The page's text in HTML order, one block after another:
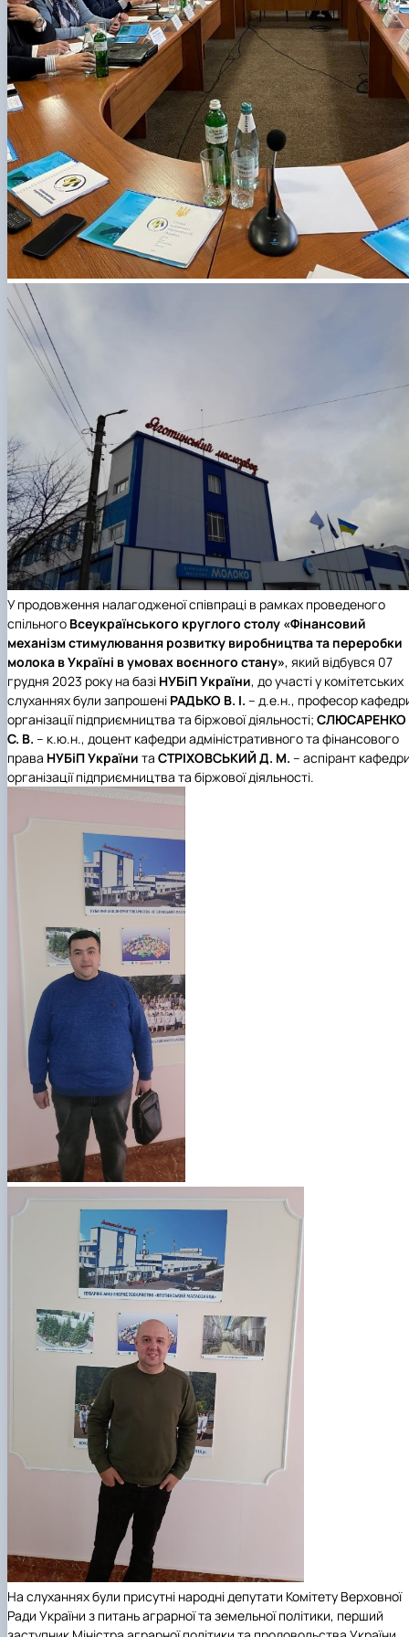
У продовження налагодженої співпраці в рамках проведеного
спільного Всеукраїнського круглого столу «Фінансовий
механізм стимулювання розвитку виробництва та переробки
молока в Україні в умовах воєнного стану», який відбувся 07
грудня 2023 року на базі НУБіП України, до участі у комітетських
слуханнях були запрошені РАДЬКО В. І. – д.е.н., професор
організації підприємництва та біржової діяльності; СЛЮСАРЕНКО
С. В. – к.ю.н., доцент кафедри адміністративного та фінансового
права НУБіП України та СТРІХОВСЬКИЙ Д. М. – аспірант
організації підприємництва та біржової діяльності.
На слуханнях були присутні народні депутати Комітету Верховної
Ради України з питань аграрної та земельної політики, перший